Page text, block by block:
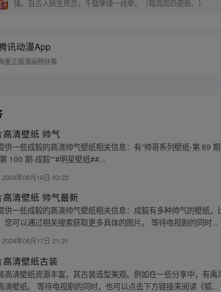
操。自古人妖生死恋，千载孽缘一线牵。（每周周四更新。）
讯动漫App
量正版漫画畅快看
高清壁纸 帅气
供一些成毅的高清帅气壁纸相关信息：有“帅哥系列壁纸-第 69
100 期-成毅”“#明星壁纸#​#...
2024年08月16日 03:23
高清壁纸 帅气最新
供一些成毅的高清帅气壁纸相关信息：成毅有多种帅气的壁纸
您可以通过相关搜索获取更多具体的图片。 等待电视剧的同时...
2024年08月17日 21:31
高清壁纸古装
高清壁纸资源丰富，其古装造型美观。例如在一些分享中，有
清壁纸。 等待电视剧的同时，也可以点击下方链接来阅读《狐...